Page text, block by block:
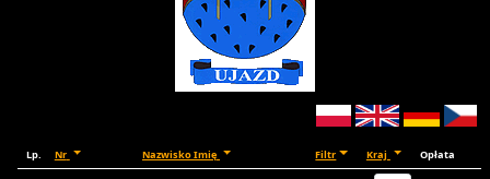
Lp. Nr Nazwisko Imię Filtr Kraj Opłata